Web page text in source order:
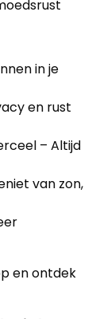
in je
en rust
– Altijd
van zon,
en ontdek